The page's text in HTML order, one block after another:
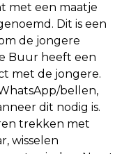
met een maatje
Dit is een
de jongere
Buur heeft een
met de jongere.
bellen,
dit nodig is.
trekken met
wisselen